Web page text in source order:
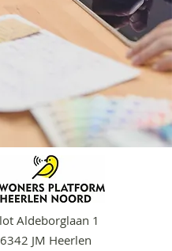
Aldeborglaan 1
6342 JM Heerlen